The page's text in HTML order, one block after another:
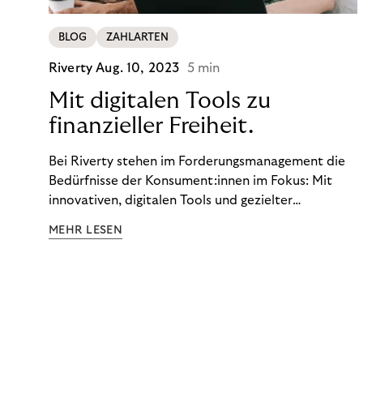
BLOG ZAHLARTEN
RivertyAug. 10, 2023 5 min
Mit digitalen Tools zu
finanzieller Freiheit.
Bei Riverty stehen im Forderungsmanagement die
Bedürfnisse der Konsument:innen im Fokus: Mit
innovativen, digitalen Tools und gezielter
ein Leben in finanzieller Freiheit zu führen. So
MEHR LESEN